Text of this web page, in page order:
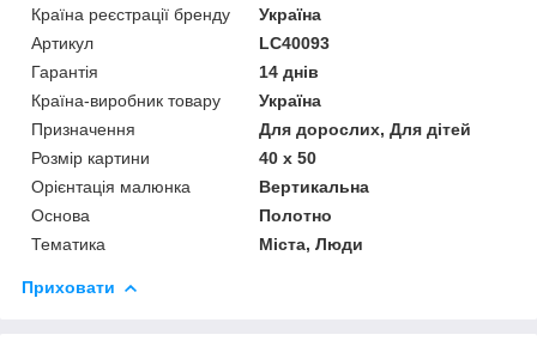
Країна реєстрації бренду
Україна
Артикул
LC40093
Гарантія
14 днів
Країна-виробник товару
Україна
Призначення
Для дорослих, Для дітей
Розмір картини
40 х 50
Орієнтація малюнка
Вертикальна
Основа
Полотно
Тематика
Міста, Люди
Приховати